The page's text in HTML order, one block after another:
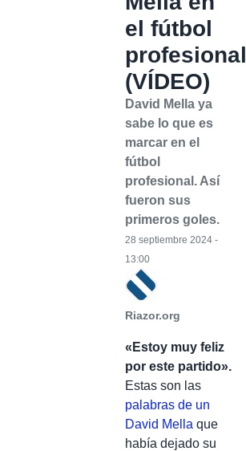
el fútbol
profesional
(VÍDEO)
David Mella ya
sabe lo que es
marcar en el
fútbol
profesional. Así
fueron sus
primeros goles.
Riazor.org
28 septiembre 2024 -
13:00
«Estoy muy feliz
por este partido».
Estas son las
palabras de un
David Mella que
había dejado su